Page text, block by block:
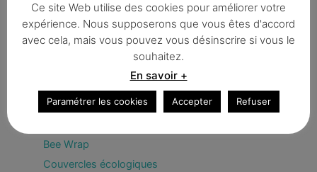
Déco
Fanions & guirlandes
Trousses
Bee Wrap
Couvercles écologiques
Ce site Web utilise des cookies pour améliorer votre
expérience. Nous supposerons que vous êtes d'accord
avec cela, mais vous pouvez vous désinscrire si vous le
souhaitez.
En savoir +
Paramétrer les cookies Accepter Refuser